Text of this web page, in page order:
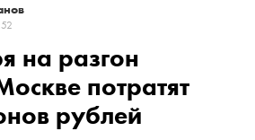
на разгон
потратят
рублей